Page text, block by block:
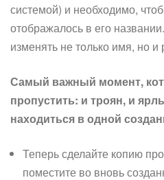
системой) и необходимо,
отображалось в его
изменять не только имя, но
Самый важный момент,
пропустить: и троян, и
находиться в одной
Теперь сделайте копию
поместите во вновь